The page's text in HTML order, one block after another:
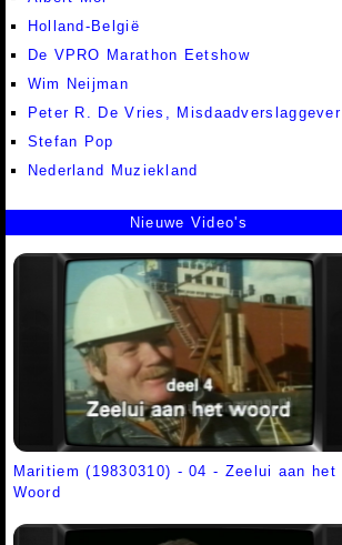
Holland-België
De VPRO Marathon Eetshow
Wim Neijman
Peter R. De Vries, Misdaadverslaggever
Stefan Pop
Nederland Muziekland
Nieuwe Video's
Maritiem (19830310) - 04 - Zeelui aan het
Woord